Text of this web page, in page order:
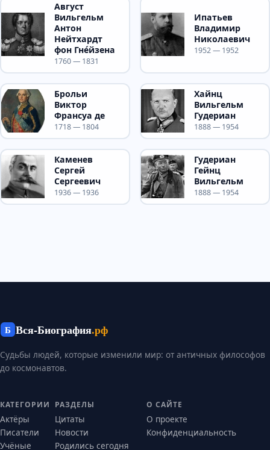
Август
Вильгельм
Антон
Нейтхардт
фон Гне́йзена
1760 — 1831
Ипатьев
Владимир
Николаевич
1952 — 1952
Брольи
Виктор
Франсуа де
1718 — 1804
Хайнц
Вильгельм
Гудериан
1888 — 1954
Каменев
Сергей
Сергеевич
1936 — 1936
Гудериан
Гейнц
Вильгельм
1888 — 1954
Б Вся-Биография.рф
Судьбы людей, которые изменили мир: от античных философов
до космонавтов.
КАТЕГОРИИ
Актёры
Писатели
Учёные
РАЗДЕЛЫ
Цитаты
Новости
Родились сегодня
О САЙТЕ
О проекте
Конфиденциальность